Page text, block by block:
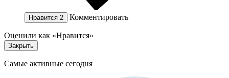
Нравится 2 Комментировать
Оценили как «Нравится»
Закрыть
Самые активные сегодня